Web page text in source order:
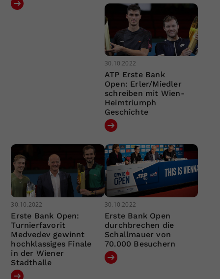
30.10.2022
ATP Erste Bank
Open: Erler/Miedler
schreiben mit Wien-
Heimtriumph
Geschichte
30.10.2022
Erste Bank Open:
Turnierfavorit
Medvedev gewinnt
hochklassiges Finale
in der Wiener
Stadthalle
30.10.2022
Erste Bank Open
durchbrechen die
Schallmauer von
70.000 Besuchern